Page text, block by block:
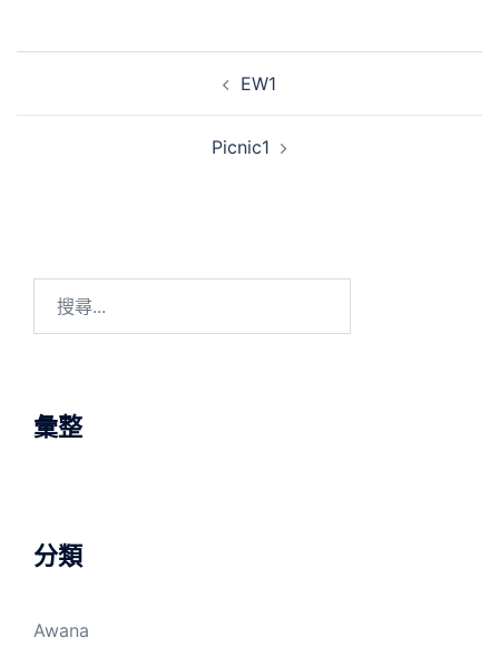
EW1
Picnic1
彙整
分類
Awana